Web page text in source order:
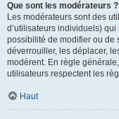
Que sont les modérateurs ?
Les modérateurs sont des
d’utilisateurs individuels)
possibilité de modifier ou de
déverrouiller, les déplacer,
modèrent. En règle
utilisateurs respectent les
Haut